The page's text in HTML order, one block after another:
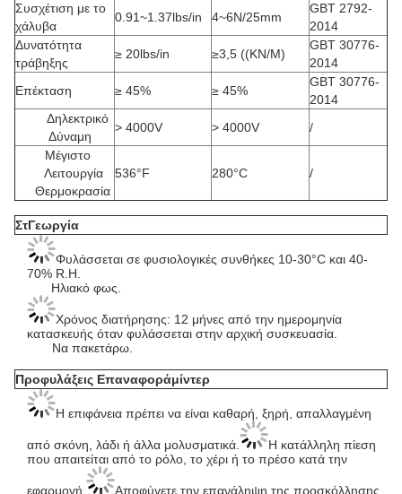
Συσχέτιση με το
χάλυβα
0.91~1.37lbs/in 4~6N/25mm
GBT 2792-
2014
Δυνατότητα
τράβηξης
≥ 20lbs/in ≥3,5 ((KN/M)
GBT 30776-
2014
Επέκταση
≥ 45% ≥ 45%
GBT 30776-
2014
Δηλεκτρικό
Δύναμη
> 4000V > 4000V
/
Μέγιστο
Λειτουργία
Θερμοκρασία
536°F 280°C /
ΣτΓεωργία
Φυλάσσεται σε φυσιολογικές συνθήκες 10-30°C και 40-
70% R.H.
Ηλιακό φως.
Χρόνος διατήρησης: 12 μήνες από την ημερομηνία
κατασκευής όταν φυλάσσεται στην αρχική συσκευασία.
Να πακετάρω.
Προφυλάξεις Επαναφοράμίντερ
Η επιφάνεια πρέπει να είναι καθαρή, ξηρή, απαλλαγμένη
από σκόνη, λάδι ή άλλα μολυσματικά.
Η κατάλληλη πίεση
που απαιτείται από το ρόλο, το χέρι ή το πρέσο κατά την
εφαρμογή.
Αποφύγετε την επανάληψη της προσκόλλησης